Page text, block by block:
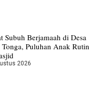
Subuh Berjamaah di Desa
Tonga, Puluhan Anak Rutin
2026